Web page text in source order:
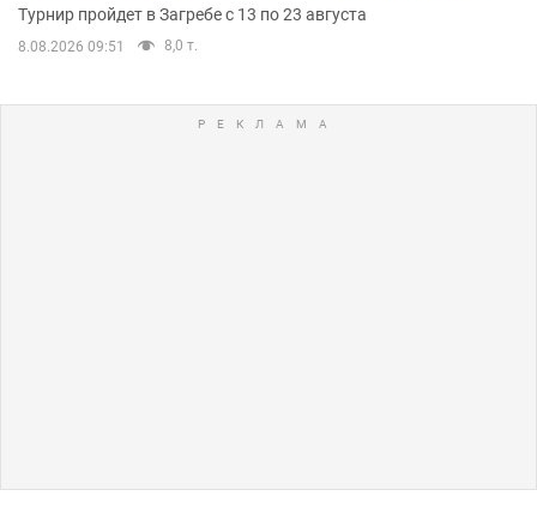
Турнир пройдет в Загребе с 13 по 23 августа
8.08.2026 09:51 8,0 т.